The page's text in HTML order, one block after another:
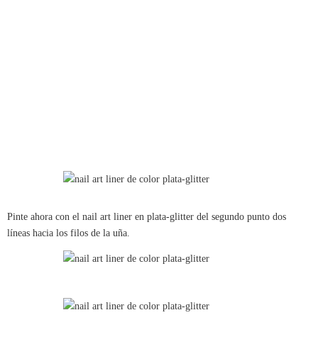
Pinte ahora con el nail art liner en plata-glitter del segundo punto dos
líneas hacia los filos de la uña.